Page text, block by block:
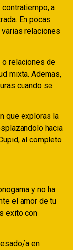
a
En pocas
relaciones
o relaciones de
mixta. Ademas,
cuando se
que exploras la
hacia
al completo
y no ha
el amor de tu
exito con
a en